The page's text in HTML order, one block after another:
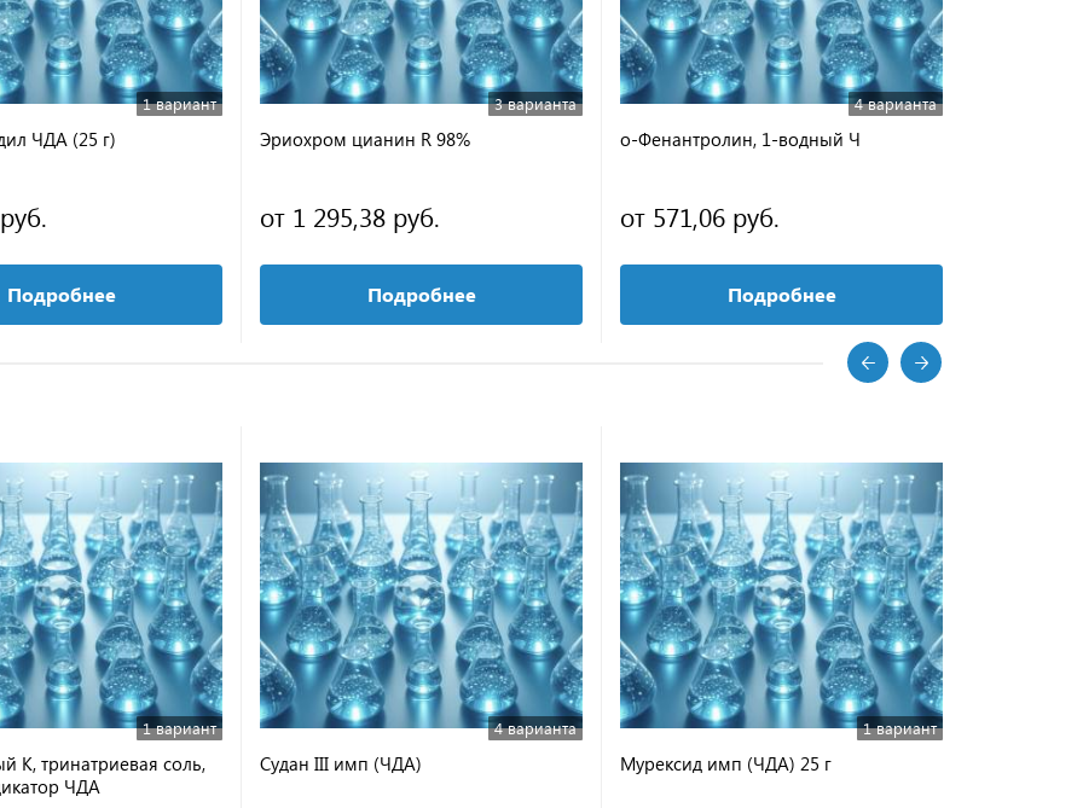
1 вариант
ЧДА (25 г)
Подробнее
3 варианта
Эриохром цианин R 98%
от 1 295,38 руб.
Подробнее
4 варианта
о-Фенантролин, 1-водный Ч
от 571,06 руб.
Подробнее
1 вариант
К, тринатриевая соль,
ЧДА
4 варианта
Судан III имп (ЧДА)
1 вариант
Мурексид имп (ЧДА) 25 г